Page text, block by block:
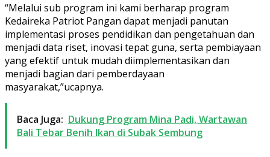
“Melalui sub program ini kami berharap program
Kedaireka Patriot Pangan dapat menjadi panutan
implementasi proses pendidikan dan pengetahuan dan
menjadi data riset, inovasi tepat guna, serta pembiayaan
yang efektif untuk mudah diimplementasikan dan
menjadi bagian dari pemberdayaan
masyarakat,”ucapnya.
Baca Juga: Dukung Program Mina Padi, Wartawan
Bali Tebar Benih Ikan di Subak Sembung